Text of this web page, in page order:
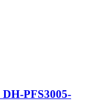
PFS3005-